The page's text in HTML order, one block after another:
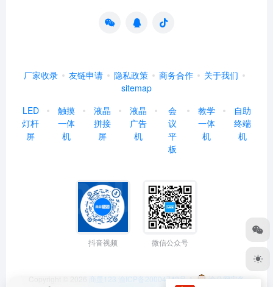
厂家收录 友链申请 隐私政策 商务合作
关于我们
sitemap
LED
灯杆
屏
触摸
一体
机
液晶
拼接
屏
液晶
广告
机
会
议
平
板
教学
一体
机
自助
终端
机
抖音视频 微信公众号
Copyright © 2026 商显123 渝ICP备20004742号-1
渝公网安备